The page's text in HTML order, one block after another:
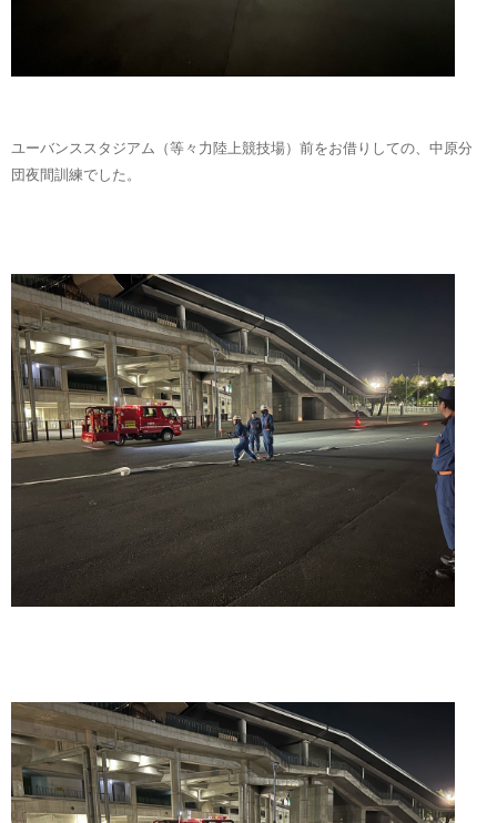
ユーバンススタジアム（等々力陸上競技場）前をお借りしての、中原分
団夜間訓練でした。